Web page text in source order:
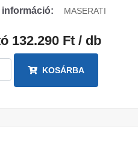
információ: MASERATI
132.290 Ft / db
KOSÁRBA